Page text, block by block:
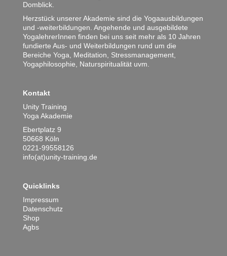
Domblick.
Herzstück unserer Akademie sind die Yogaausbildungen
und -weiterbildungen. Angehende und ausgebildete
YogalehrerInnen finden bei uns seit mehr als 10 Jahren
fundierte Aus- und Weiterbildungen rund um die
Bereiche Yoga, Meditation, Stressmanagement,
Yogaphilosophie, Naturspiritualität uvm.
Kontakt
Unity Training
Yoga Akademie
Ebertplatz 9
50668 Köln
0221-99558126
info(at)unity-training.de
Quicklinks
Impressum
Datenschutz
Shop
Agbs